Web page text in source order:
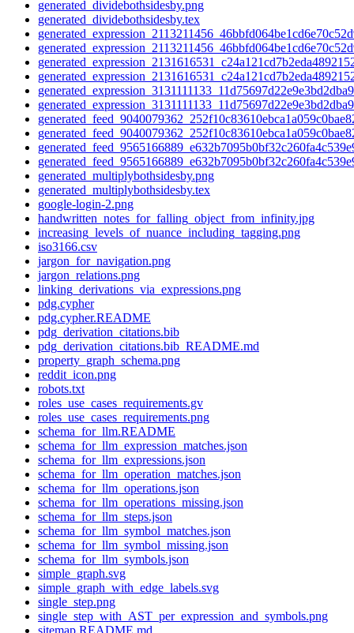
generated_dividebothsidesby.png
generated_dividebothsidesby.tex
generated_multiplybothsidesby.png
generated_multiplybothsidesby.tex
google-login-2.png
handwritten_notes_for_falling_object_from_infinity.jpg
increasing_levels_of_nuance_including_tagging.png
iso3166.csv
jargon_for_navigation.png
jargon_relations.png
linking_derivations_via_expressions.png
pdg.cypher
pdg.cypher.README
pdg_derivation_citations.bib
pdg_derivation_citations.bib_README.md
property_graph_schema.png
reddit_icon.png
robots.txt
roles_use_cases_requirements.gv
roles_use_cases_requirements.png
schema_for_llm.README
schema_for_llm_expression_matches.json
schema_for_llm_expressions.json
schema_for_llm_operation_matches.json
schema_for_llm_operations.json
schema_for_llm_operations_missing.json
schema_for_llm_steps.json
schema_for_llm_symbol_matches.json
schema_for_llm_symbol_missing.json
schema_for_llm_symbols.json
simple_graph.svg
simple_graph_with_edge_labels.svg
single_step.png
single_step_with_AST_per_expression_and_symbols.png